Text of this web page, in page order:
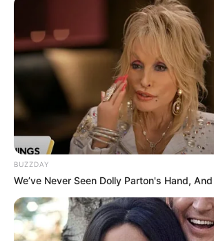
BUZZDAY
We’ve Never Seen Dolly Parton's Hand,